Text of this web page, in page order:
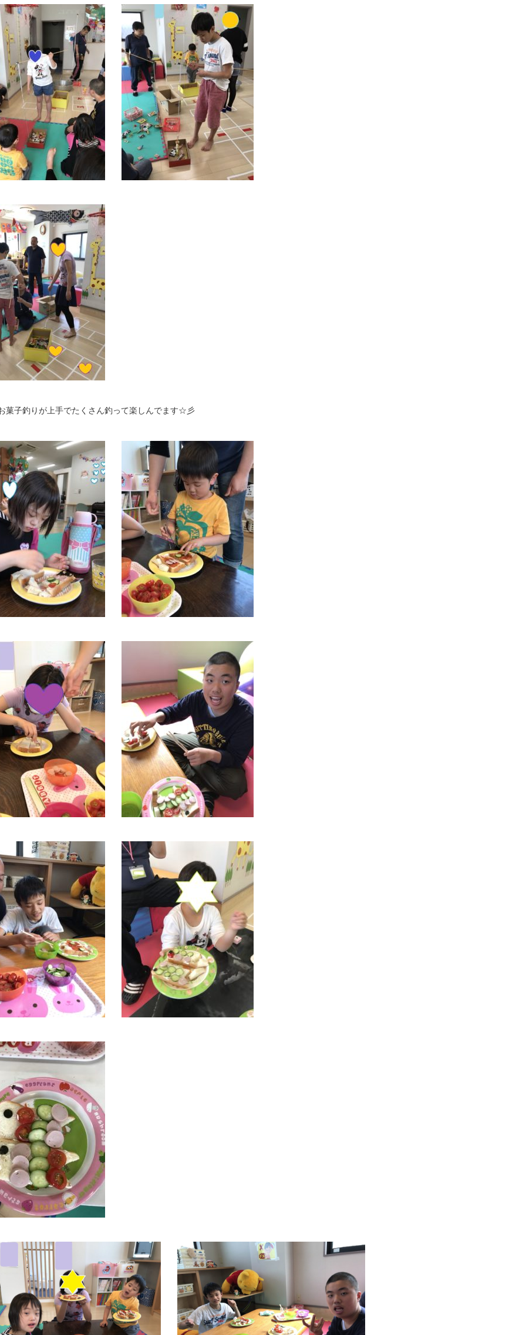
菓子釣りが上手でたくさん釣って楽しんでます☆彡